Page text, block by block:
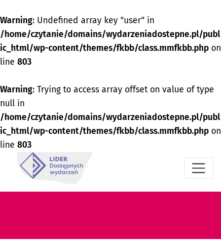
Warning: Undefined array key "user" in
/home/czytanie/domains/wydarzeniadostepne.pl/publ
ic_html/wp-content/themes/fkbb/class.mmfkbb.php on
line 803
Warning: Trying to access array offset on value of type
null in
/home/czytanie/domains/wydarzeniadostepne.pl/publ
ic_html/wp-content/themes/fkbb/class.mmfkbb.php on
line 803
Przejdź do menu dostępności
Przejdź do treści
Przejdź do stopki